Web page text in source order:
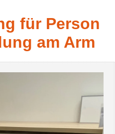
für Person
am Arm